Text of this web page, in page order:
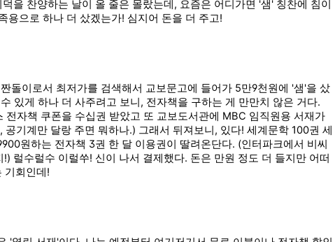
을 찬양하는 날이 올 줄은 몰랐는데, 요즘은 어디가면 '샘' 칭찬에 침이
용으로 하나 더 샀겠는가! 심지어 돈을 더 주고!
돌이로서 최저가를 검색해서 교보문고에 들어가 5만9천원에 '샘'을 샀
있게 하나 더 사주려고 보니, 전자책을 구하는 게 만만치 않은 거다.
전자책 쿠폰을 수십권 받았고 또 교보도서관에 MBC 임직원용 서재가
기계만 달랑 주면 뭐하나.) 그래서 뒤져보니, 있다! 세계문학 100권 세
원하는 전자책 3권 한 달 이용권이 딸려온단다. (인터파크에서 비씨
럴수럴수 이럴쑤! 신이 나서 결제했다. 돈은 만원 정도 더 들지만 어떠
기회인데!